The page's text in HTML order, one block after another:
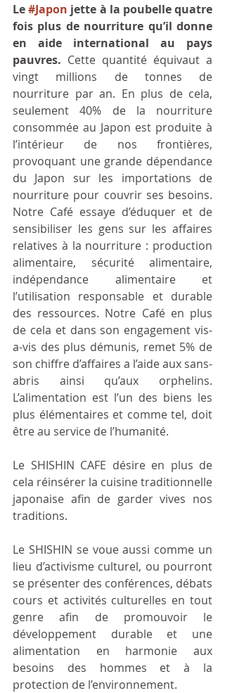
Le #Japon jette à la poubelle quatre
fois plus de nourriture qu’il donne
en aide international au pays
pauvres. Cette quantité équivaut a
vingt millions de tonnes de
nourriture par an. En plus de cela,
seulement 40% de la nourriture
consommée au Japon est produite à
l’intérieur de nos frontières,
provoquant une grande dépendance
du Japon sur les importations de
nourriture pour couvrir ses besoins.
Notre Café essaye d’éduquer et de
sensibiliser les gens sur les affaires
relatives à la nourriture : production
alimentaire, sécurité alimentaire,
indépendance alimentaire et
l’utilisation responsable et durable
des ressources. Notre Café en plus
de cela et dans son engagement vis-
a-vis des plus démunis, remet 5% de
son chiffre d’affaires a l’aide aux sans-
abris ainsi qu’aux orphelins.
L’alimentation est l’un des biens les
plus élémentaires et comme tel, doit
être au service de l’humanité.
Le SHISHIN CAFE désire en plus de
cela réinsérer la cuisine traditionnelle
japonaise afin de garder vives nos
traditions.
Le SHISHIN se voue aussi comme un
lieu d’activisme culturel, ou pourront
se présenter des conférences, débats
cours et activités culturelles en tout
genre afin de promouvoir le
développement durable et une
alimentation en harmonie aux
besoins des hommes et à la
protection de l’environnement.